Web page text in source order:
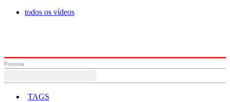
todos os vídeos
Pesquisa
TAGS